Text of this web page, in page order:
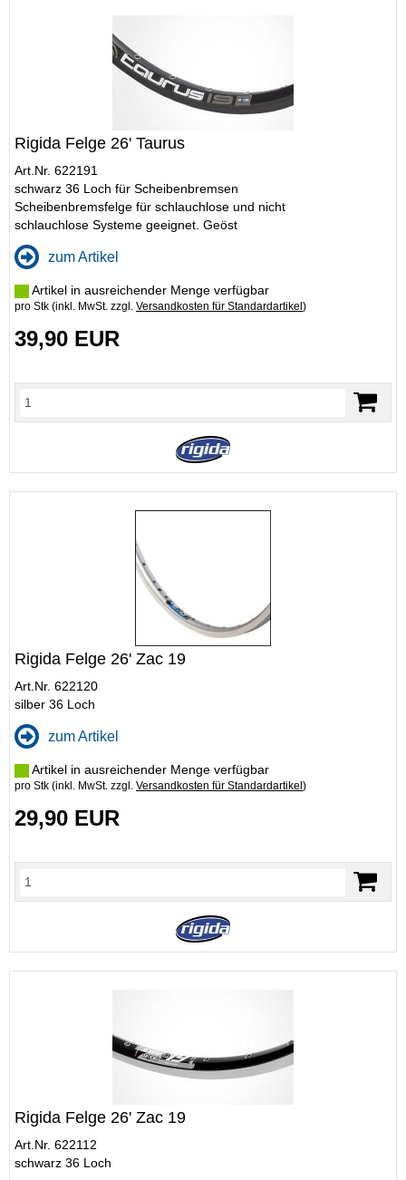
Rigida Felge 26' Taurus
Art.Nr. 622191
schwarz 36 Loch für Scheibenbremsen
Scheibenbremsfelge für schlauchlose und nicht
schlauchlose Systeme geeignet. Geöst
zum Artikel
Artikel in ausreichender Menge verfügbar
pro Stk (inkl. MwSt. zzgl. Versandkosten für Standardartikel )
39,90 EUR
Rigida Felge 26' Zac 19
Art.Nr. 622120
silber 36 Loch
zum Artikel
Artikel in ausreichender Menge verfügbar
pro Stk (inkl. MwSt. zzgl. Versandkosten für Standardartikel )
29,90 EUR
Rigida Felge 26' Zac 19
Art.Nr. 622112
schwarz 36 Loch